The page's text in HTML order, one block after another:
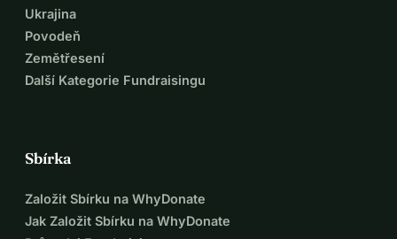
Ukrajina
Povodeň
Zemětřesení
Další Kategorie Fundraisingu
Sbírka
Založit Sbírku na WhyDonate
Jak Založit Sbírku na WhyDonate